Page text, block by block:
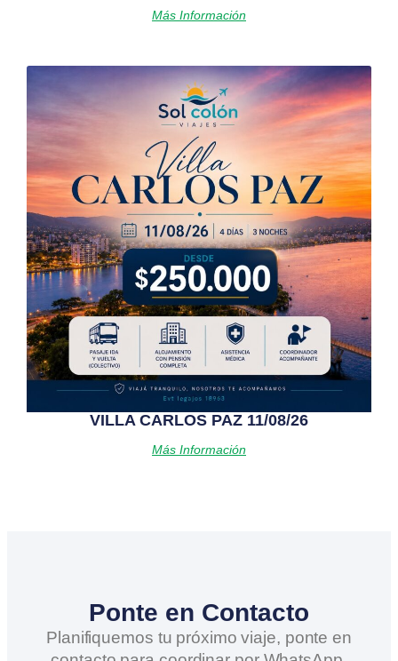
Más Información
VILLA CARLOS PAZ 11/08/26
Más Información
Ponte en Contacto
Planifiquemos tu próximo viaje, ponte en